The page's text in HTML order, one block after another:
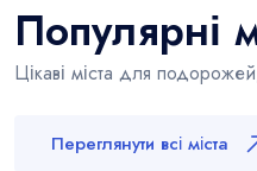
Популярні
Цікаві міста для подорожей,
Переглянути всі міста